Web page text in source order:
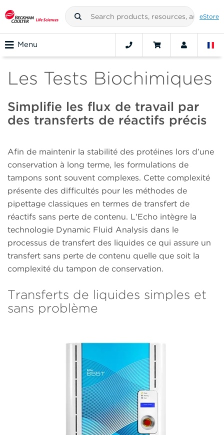
eStore
Menu
Les Tests Biochimiques
Simplifie les flux de travail par
des transferts de réactifs précis
Afin de maintenir la stabilité des protéines lors d’une
conservation à long terme, les formulations de
tampons sont souvent complexes. Cette complexité
présente des difficultés pour les méthodes de
pipettage classiques en termes de transfert de
réactifs sans perte de contenu. L'Echo intègre la
technologie Dynamic Fluid Analysis dans le
processus de transfert des liquides ce qui assure un
transfert sans perte de contenu quelle que soit la
complexité du tampon de conservation.
Transferts de liquides simples et
sans problème